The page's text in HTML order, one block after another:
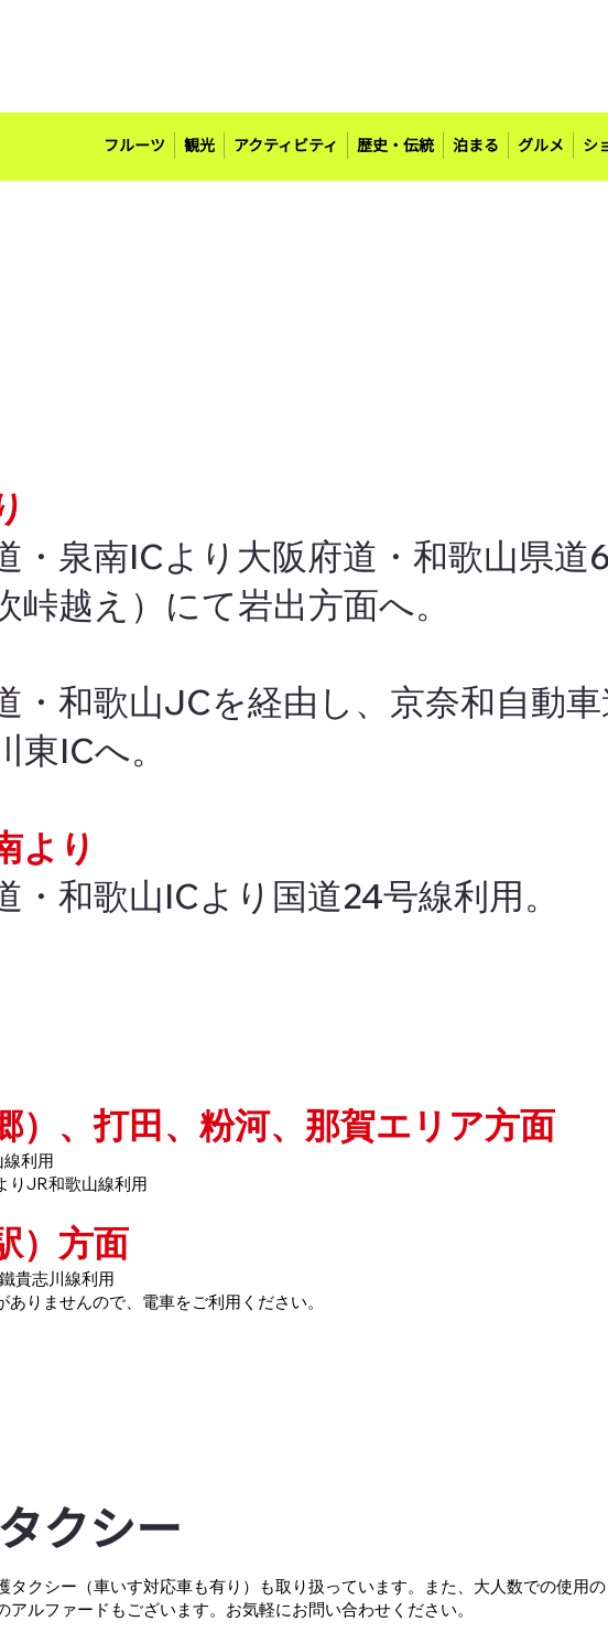
フルーツ 観光 アクティビティ 歴史・伝統 泊まる グルメ シ
・泉南ICより大阪府道・和歌山県道
峠越え）にて岩出方面へ。
・和歌山JCを経由し、京奈和自動
東ICへ。
より
・和歌山ICより国道24号線利用。
）、打田、粉河、那賀エリア方面
利用
りJR和歌山線利用
）方面
貴志川線利用
りませんので、電車をご利用ください。
クシー
タクシー（車いす対応車も有り）も取り扱っています。また、大人数での使用
アルファードもございます。お気軽にお問い合わせください。